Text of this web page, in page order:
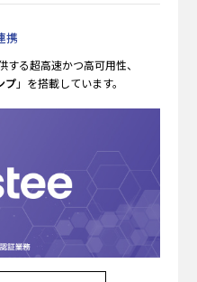
携
する超高速かつ高可用性、
プ」を搭載しています。